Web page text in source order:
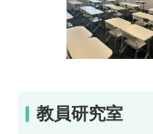
教員研究室